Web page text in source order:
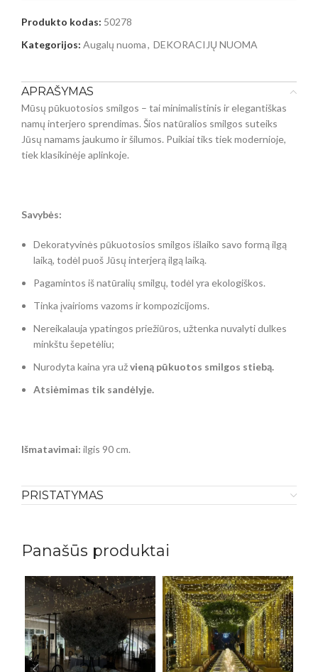
Produkto kodas: 50278
Kategorijos: Augalų nuoma, DEKORACIJŲ NUOMA
APRAŠYMAS
Mūsų pūkuotosios smilgos – tai minimalistinis ir elegantiškas
namų interjero sprendimas. Šios natūralios smilgos suteiks
Jūsų namams jaukumo ir šilumos. Puikiai tiks tiek modernioje,
tiek klasikinėje aplinkoje.
Savybės:
Dekoratyvinės pūkuotosios smilgos išlaiko savo formą ilgą
laiką, todėl puoš Jūsų interjerą ilgą laiką.
Pagamintos iš natūralių smilgų, todėl yra ekologiškos.
Tinka įvairioms vazoms ir kompozicijoms.
Nereikalauja ypatingos priežiūros, užtenka nuvalyti dulkes
minkštu šepetėliu;
Nurodyta kaina yra užvieną pūkuotos smilgos stiebą.
Atsiėmimas tik sandėlyje.
Išmatavimai: ilgis 90 cm.
PRISTATYMAS
Panašūs produktai